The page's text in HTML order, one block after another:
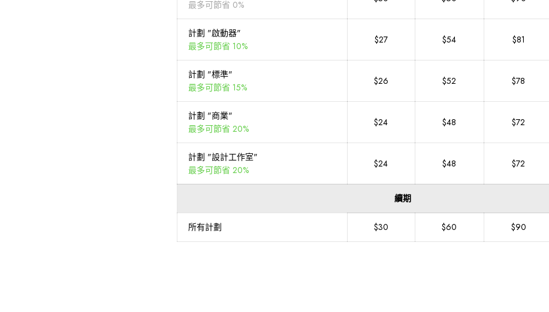
最多可節省 0%
計劃 "啟動器"
最多可節省 10%
$27 $54 $81
計劃 "標準"
最多可節省 15%
$26 $52 $78
計劃 "商業"
最多可節省 20%
$24 $48 $72
計劃 "設計工作室"
最多可節省 20%
$24 $48 $72
續期
所有計劃 $30 $60 $90